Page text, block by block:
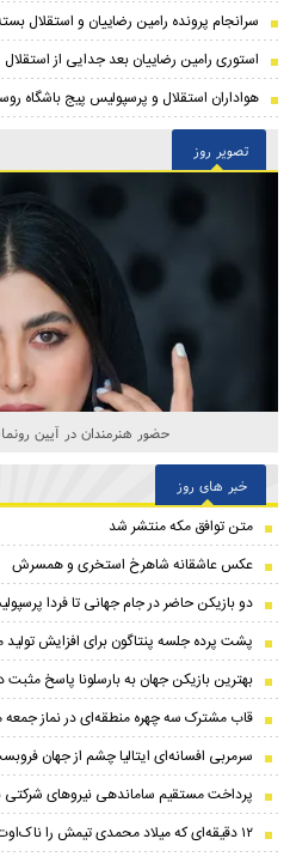
سرانجام پرونده رامین رضاییان و استقلال
استوری رامین رضاییان بعد جدایی از استقلال
هواداران استقلال و پرسپولیس پیج باشگاه
تصویر روز
حضور هنرمندان در آیین
خبر های روز
متن توافق مکه منتشر شد
عکس عاشقانه شاهرخ استخری و همسرش
دو بازیکن حاضر در جام جهانی تا فردا
پشت پرده جلسه پنتاگون برای افزایش تولید
بهترین بازیکن جهان به بارسلونا پاسخ مثبت
قاب مشترک سه چهره منطقه‌ای در نماز
سرمربی افسانه‌ای ایتالیا چشم از جهان
پرداخت مستقیم ساماندهی نیروهای
۱۲ دقیقه‌ای که میلاد محمدی تیمش را ناک‌اوت کرد!